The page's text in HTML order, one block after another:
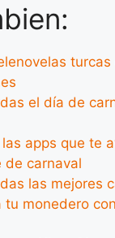
turcas
el día de
apps que te
de carnaval
las mejores
tu monedero